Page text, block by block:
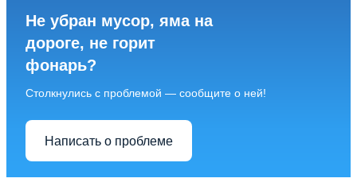
Не убран мусор, яма на
дороге, не горит
фонарь?
Столкнулись с проблемой — сообщите о ней!
Написать о проблеме